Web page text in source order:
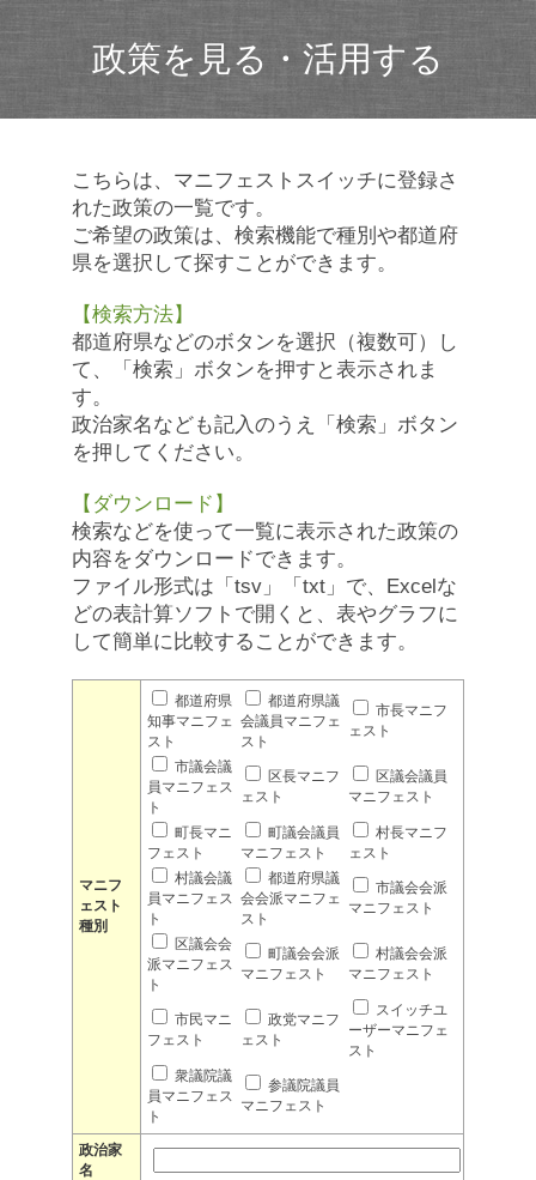
政策を見る・活用する
こちらは、マニフェストスイッチに登録さ
れた政策の一覧です。
ご希望の政策は、検索機能で種別や都道府
県を選択して探すことができます。
【検索方法】
都道府県などのボタンを選択（複数可）し
て、「検索」ボタンを押すと表示されま
す。
政治家名なども記入のうえ「検索」ボタン
を押してください。
【ダウンロード】
検索などを使って一覧に表示された政策の
内容をダウンロードできます。
ファイル形式は「tsv」「txt」で、Excelな
どの表計算ソフトで開くと、表やグラフに
して簡単に比較することができます。
マニフ
ェスト
種別
都道府県
知事マニフェ
スト
都道府県議
会議員マニフェ
スト
市長マニフ
ェスト
市議会議
員マニフェス
ト
区長マニフ
ェスト
区議会議員
マニフェスト
町長マニ
フェスト
町議会議員
マニフェスト
村長マニフ
ェスト
村議会議
員マニフェス
ト
都道府県議
会会派マニフェ
スト
市議会会派
マニフェスト
区議会会
派マニフェス
ト
町議会会派
マニフェスト
村議会会派
マニフェスト
市民マニ
フェスト
政党マニフ
ェスト
スイッチユ
ーザーマニフェ
スト
衆議院議
員マニフェス
ト
参議院議員
マニフェスト
政治家
名